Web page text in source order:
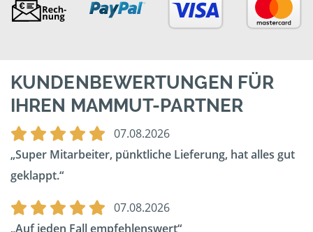
KUNDENBEWERTUNGEN FÜR
IHREN MAMMUT-PARTNER
07.08.2026
Super Mitarbeiter, pünktliche Lieferung, hat alles gut
geklappt.
07.08.2026
Auf jeden Fall empfehlenswert